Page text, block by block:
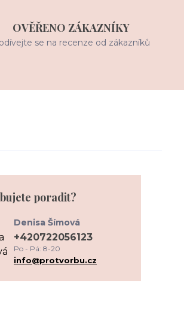
OVĚŘENO ZÁKAZNÍKY
se na recenze od zákazníků
poradit?
Denisa Šímová
+420722056123
Po - Pá: 8-20
info@protvorbu.cz